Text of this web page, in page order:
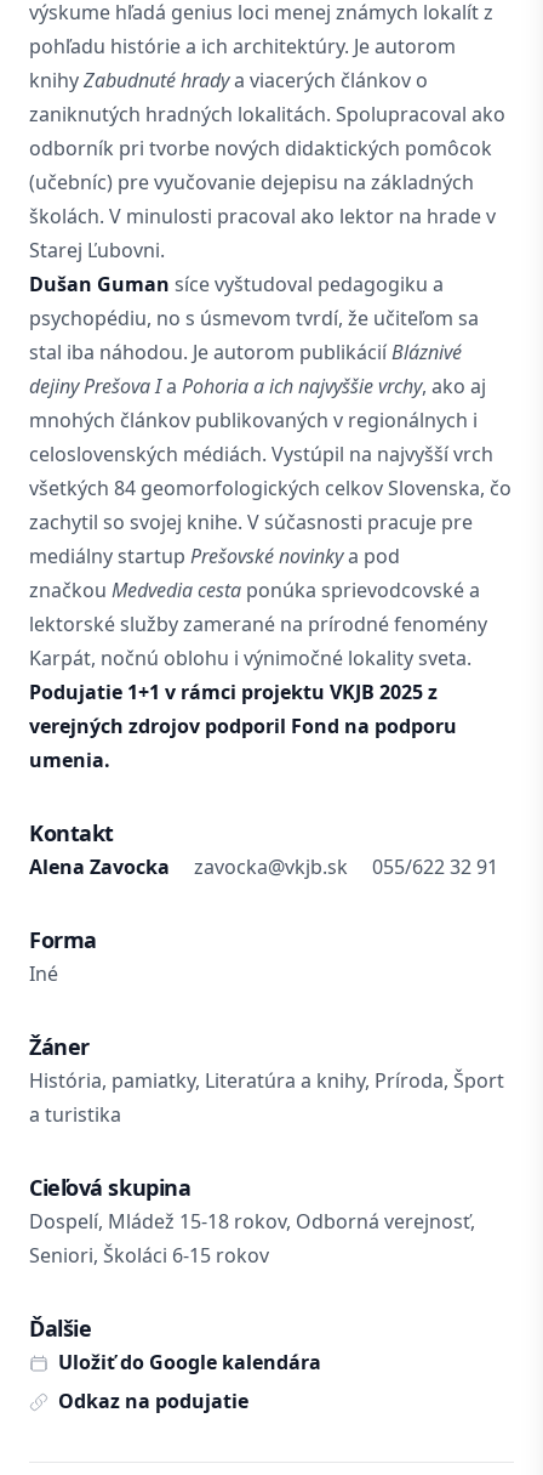
výskume hľadá genius loci menej známych lokalít z
pohľadu histórie a ich architektúry. Je autorom
knihyZabudnuté hradya viacerých článkov o
zaniknutých hradných lokalitách. Spolupracoval ako
odborník pri tvorbe nových didaktických pomôcok
(učebníc) pre vyučovanie dejepisu na základných
školách. V minulosti pracoval ako lektor na hrade v
Starej Ľubovni.
Dušan Guman síce vyštudoval pedagogiku a
psychopédiu, no s úsmevom tvrdí, že učiteľom sa
stal iba náhodou. Je autorom publikáciíBláznivé
dejiny Prešova Ia Pohoria a ich najvyššie vrchy, ako aj
mnohých článkov publikovaných v regionálnych i
celoslovenských médiách. Vystúpil na najvyšší vrch
všetkých 84 geomorfologických celkov Slovenska, čo
zachytil so svojej knihe. V súčasnosti pracuje pre
mediálny startup Prešovské novinkya pod
značkou Medvedia cesta ponúka sprievodcovské a
lektorské služby zamerané na prírodné fenomény
Karpát, nočnú oblohu i výnimočné lokality sveta.
Podujatie 1+1 v rámci projektu VKJB 2025 z
verejných zdrojov podporil Fond na podporu
umenia.
Kontakt
Alena Zavocka zavocka@vkjb.sk 055/622 32 91
Forma
Iné
Žáner
História, pamiatky, Literatúra a knihy, Príroda, Šport
a turistika
Cieľová skupina
Dospelí, Mládež 15-18 rokov, Odborná verejnosť,
Seniori, Školáci 6-15 rokov
Ďalšie
Uložiť do Google kalendára
Odkaz na podujatie